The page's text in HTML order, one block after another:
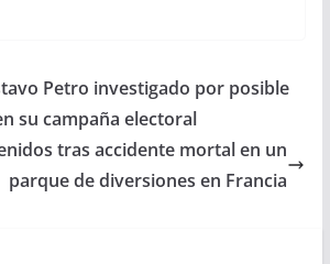
Petro investigado por posible
su campaña electoral
tras accidente mortal en un
parque de diversiones en Francia